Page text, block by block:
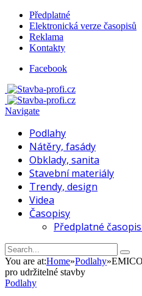
Předplatné
Elektronická verze časopisů
Reklama
Kontakty
Facebook
Navigate
Podlahy
Nátěry, fasády
Obklady, sanita
Stavební materiály
Trendy, design
Videa
Časopisy
Předplatné
You are at:Home»Podlahy»
pro udržitelné stavby
Podlahy